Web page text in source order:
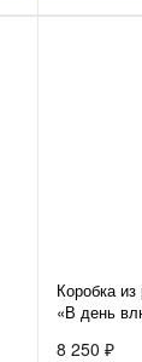
Коробка
«В день
8 250 ₽